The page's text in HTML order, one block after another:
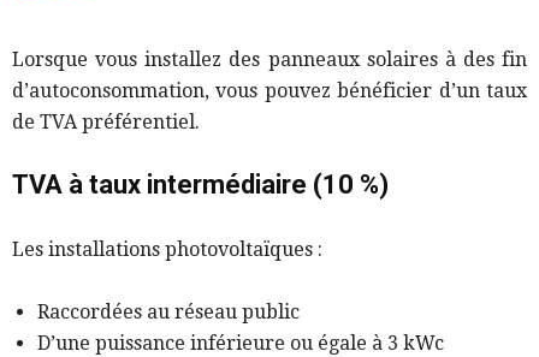
Lorsque vous installez des panneaux solaires à des fin
d’autoconsommation, vous pouvez bénéficier d’un taux
de TVA préférentiel.
TVA à taux intermédiaire (10 %)
Les installations photovoltaïques :
Raccordées au réseau public
D’une puissance inférieure ou égale à 3 kWc